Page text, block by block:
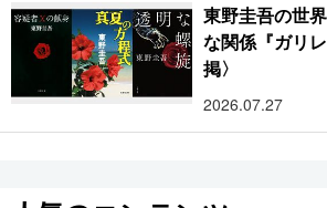
東野圭吾の世
な関係『ガリ
掲〉
2026.07.27